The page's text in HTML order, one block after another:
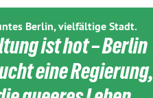
Berlin, vielfältige Stadt.
ist hot – Berlin
eine Regierung,